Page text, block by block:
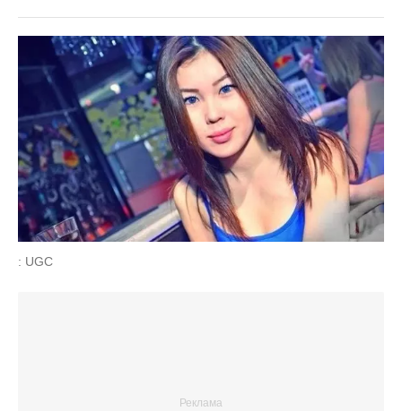
: UGC